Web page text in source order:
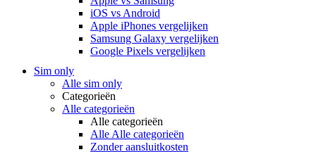
iOS vs Android
Apple iPhones vergelijken
Samsung Galaxy vergelijken
Google Pixels vergelijken
Sim only
Alle sim only
Categorieën
Alle categorieën
Alle categorieën
Alle Alle categorieën
Zonder aansluitkosten